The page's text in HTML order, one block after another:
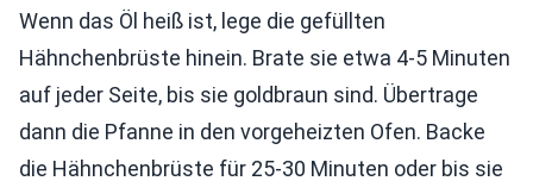
Wenn das Öl heiß ist, lege die gefüllten
Hähnchenbrüste hinein. Brate sie etwa 4-5 Minuten
auf jeder Seite, bis sie goldbraun sind. Übertrage
dann die Pfanne in den vorgeheizten Ofen. Backe
die Hähnchenbrüste für 25-30 Minuten oder bis sie